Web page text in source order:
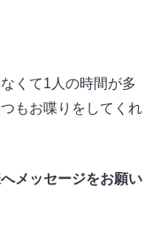
くて1人の時間が多
もお喋りをしてくれ
メッセージをお願い